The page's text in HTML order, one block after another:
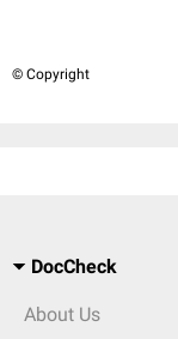
© Copyright
DocCheck
About Us